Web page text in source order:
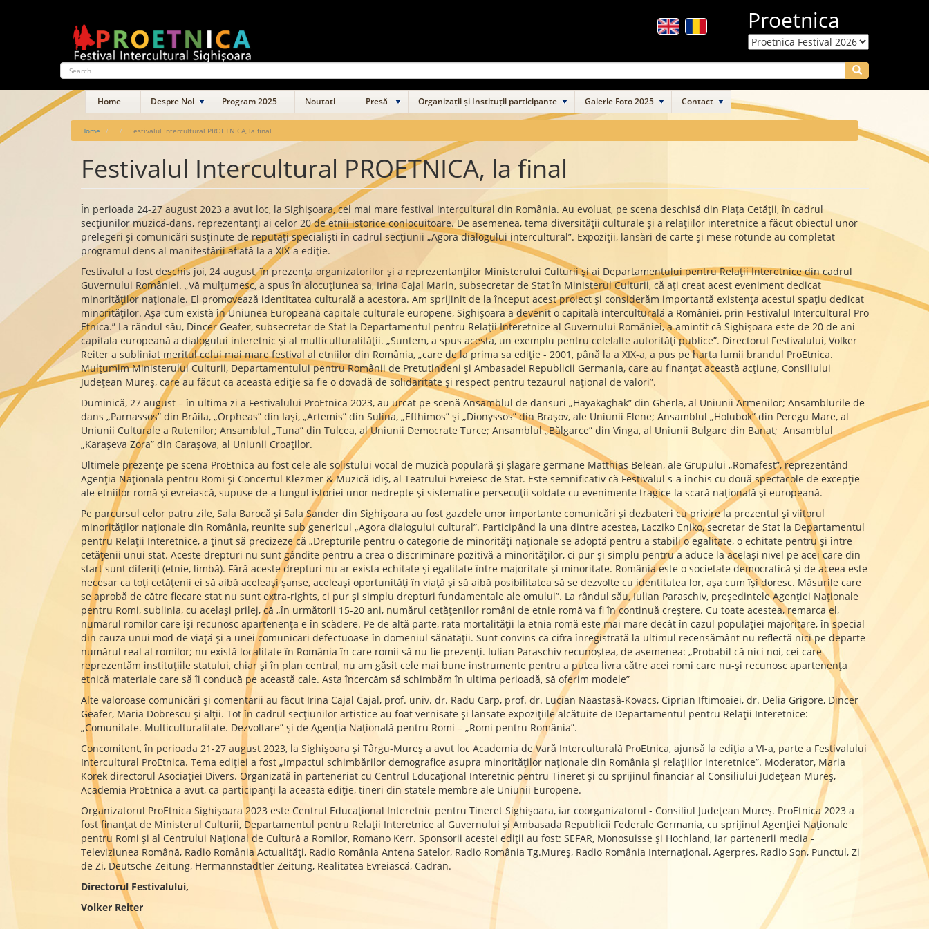
Search
Search
Proetnica
Main
navigation
Home Despre Noi Program 2025 Noutati Presă Organizații și Instituții participante Galerie Foto 2025 Contact
Home Festivalul Intercultural PROETNICA, la final
Festivalul Intercultural PROETNICA, la final
În perioada 24-27 august 2023 a avut loc, la Sighișoara, cel mai mare festival intercultural din România. Au evoluat, pe scena deschisă din Piața Cetății, în cadrul
secțiunilor muzică-dans, reprezentanți ai celor 20 de etnii istorice conlocuitoare. De asemenea, tema diversității culturale și a relațiilor interetnice a făcut obiectul unor
prelegeri și comunicări susținute de reputați specialiști în cadrul secțiunii „Agora dialogului intercultural”. Expoziții, lansări de carte și mese rotunde au completat
programul dens al manifestării aflată la a XIX-a ediție.
Festivalul a fost deschis joi, 24 august, în prezența organizatorilor și a reprezentanților Ministerului Culturii și ai Departamentului pentru Relații Interetnice din cadrul
Guvernului României. „Vă mulţumesc, a spus în alocuțiunea sa, Irina Cajal Marin, subsecretar de Stat în Ministerul Culturii, că aţi creat acest eveniment dedicat
minorităţilor naţionale. El promovează identitatea culturală a acestora. Am sprijinit de la început acest proiect și considerăm importantă existenţa acestui spaţiu dedicat
minorităţilor. Aşa cum există în Uniunea Europeană capitale culturale europene, Sighişoara a devenit o capitală interculturală a României, prin Festivalul Intercultural Pro
Etnica.” La rândul său, Dincer Geafer, subsecretar de Stat la Departamentul pentru Relaţii Interetnice al Guvernului României, a amintit că Sighişoara este de 20 de ani
capitala europeană a dialogului interetnic şi al multiculturalităţii. „Suntem, a spus acesta, un exemplu pentru celelalte autorităţi publice”. Directorul Festivalului, Volker
Reiter a subliniat meritul celui mai mare festival al etniilor din România, „care de la prima sa ediţie - 2001, până la a XIX-a, a pus pe harta lumii brandul ProEtnica.
Mulţumim Ministerului Culturii, Departamentului pentru Românii de Pretutindeni şi Ambasadei Republicii Germania, care au finanţat această acţiune, Consiliului
Judeţean Mureş, care au făcut ca această ediţie să fie o dovadă de solidaritate şi respect pentru tezaurul naţional de valori”.
Duminică, 27 august – în ultima zi a Festivalului ProEtnica 2023, au urcat pe scenă Ansamblul de dansuri „Hayakaghak” din Gherla, al Uniunii Armenilor; Ansamblurile de
dans „Parnassos” din Brăila, „Orpheas” din Iași, „Artemis” din Sulina, „Efthimos” și „Dionyssos” din Brașov, ale Uniunii Elene; Ansamblul „Holubok” din Peregu Mare, al
Uniunii Culturale a Rutenilor; Ansamblul „Tuna” din Tulcea, al Uniunii Democrate Turce; Ansamblul „Bălgarce” din Vinga, al Uniunii Bulgare din Banat; Ansamblul
„Karașeva Zora” din Carașova, al Uniunii Croaților.
Ultimele prezențe pe scena ProEtnica au fost cele ale solistului vocal de muzică populară și șlagăre germane Matthias Belean, ale Grupului „Romafest”, reprezentând
Agenția Națională pentru Romi și Concertul Klezmer & Muzică idiș, al Teatrului Evreiesc de Stat. Este semnificativ că Festivalul s-a închis cu două spectacole de excepție
ale etniilor romă și evreiască, supuse de-a lungul istoriei unor nedrepte și sistematice persecuții soldate cu evenimente tragice la scară națională și europeană.
Pe parcursul celor patru zile, Sala Barocă și Sala Sander din Sighișoara au fost gazdele unor importante comunicări și dezbateri cu privire la prezentul și viitorul
minorităților naționale din România, reunite sub genericul „Agora dialogului cultural”. Participând la una dintre acestea, Lacziko Eniko, secretar de Stat la Departamentul
pentru Relații Interetnice, a ținut să precizeze că „Drepturile pentru o categorie de minorități naționale se adoptă pentru a stabili o egalitate, o echitate pentru și între
cetățenii unui stat. Aceste drepturi nu sunt gândite pentru a crea o discriminare pozitivă a minorităților, ci pur și simplu pentru a aduce la același nivel pe acei care din
start sunt diferiți (etnie, limbă). Fără aceste drepturi nu ar exista echitate și egalitate între majoritate și minoritate. România este o societate democratică și de aceea este
necesar ca toți cetățenii ei să aibă aceleași șanse, aceleași oportunități în viață și să aibă posibilitatea să se dezvolte cu identitatea lor, așa cum își doresc. Măsurile care
se aprobă de către fiecare stat nu sunt extra-rights, ci pur și simplu drepturi fundamentale ale omului”. La rândul său, Iulian Paraschiv, președintele Agenției Naționale
pentru Romi, sublinia, cu același prilej, că „în următorii 15-20 ani, numărul cetățenilor români de etnie romă va fi în continuă creștere. Cu toate acestea, remarca el,
numărul romilor care își recunosc apartenența e în scădere. Pe de altă parte, rata mortalității la etnia romă este mai mare decât în cazul populației majoritare, în special
din cauza unui mod de viață și a unei comunicări defectuoase în domeniul sănătății. Sunt convins că cifra înregistrată la ultimul recensământ nu reflectă nici pe departe
numărul real al romilor; nu există localitate în România în care romii să nu fie prezenți. Iulian Paraschiv recunoștea, de asemenea: „Probabil că nici noi, cei care
reprezentăm instituțiile statului, chiar și în plan central, nu am găsit cele mai bune instrumente pentru a putea livra către acei romi care nu-și recunosc apartenența
etnică materiale care să îi conducă pe această cale. Asta încercăm să schimbăm în ultima perioadă, să oferim modele”
Alte valoroase comunicări și comentarii au făcut Irina Cajal Cajal, prof. univ. dr. Radu Carp, prof. dr. Lucian Năastasă-Kovacs, Ciprian Iftimoaiei, dr. Delia Grigore, Dincer
Geafer, Maria Dobrescu și alții. Tot în cadrul secțiunilor artistice au foat vernisate și lansate expozițiile alcătuite de Departamentul pentru Relații Interetnice:
„Comunitate. Multiculturalitate. Dezvoltare” și de Agenția Națională pentru Romi – „Romi pentru România”.
Concomitent, în perioada 21-27 august 2023, la Sighișoara și Târgu-Mureș a avut loc Academia de Vară Interculturală ProEtnica, ajunsă la ediţia a VI-a, parte a Festivalului
Intercultural ProEtnica. Tema ediției a fost „Impactul schimbărilor demografice asupra minorităţilor naţionale din România şi relaţiilor interetnice”. Moderator, Maria
Korek directorul Asociaţiei Divers. Organizată în parteneriat cu Centrul Educaţional Interetnic pentru Tineret și cu sprijinul financiar al Consiliului Judeţean Mureş,
Academia ProEtnica a avut, ca participanți la această ediţie, tineri din statele membre ale Uniunii Europene.
Organizatorul ProEtnica Sighișoara 2023 este Centrul Educațional Interetnic pentru Tineret Sighișoara, iar coorganizatorul - Consiliul Județean Mureș. ProEtnica 2023 a
fost finanțat de Ministerul Culturii, Departamentul pentru Relații Interetnice al Guvernului și Ambasada Republicii Federale Germania, cu sprijinul Agenției Naționale
pentru Romi și al Centrului Național de Cultură a Romilor, Romano Kerr. Sponsorii acestei ediții au fost: SEFAR, Monosuisse și Hochland, iar partenerii media -
Televiziunea Română, Radio România Actualități, Radio România Antena Satelor, Radio România Tg.Mureș, Radio România Internațional, Agerpres, Radio Son, Punctul, Zi
de Zi, Deutsche Zeitung, Hermannstadtler Zeitung, Realitatea Evreiască, Cadran.
Directorul Festivalului,
Volker Reiter